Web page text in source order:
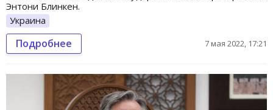
Энтони Блинкен.
Украина
Подробнее 7 мая 2022, 17:21